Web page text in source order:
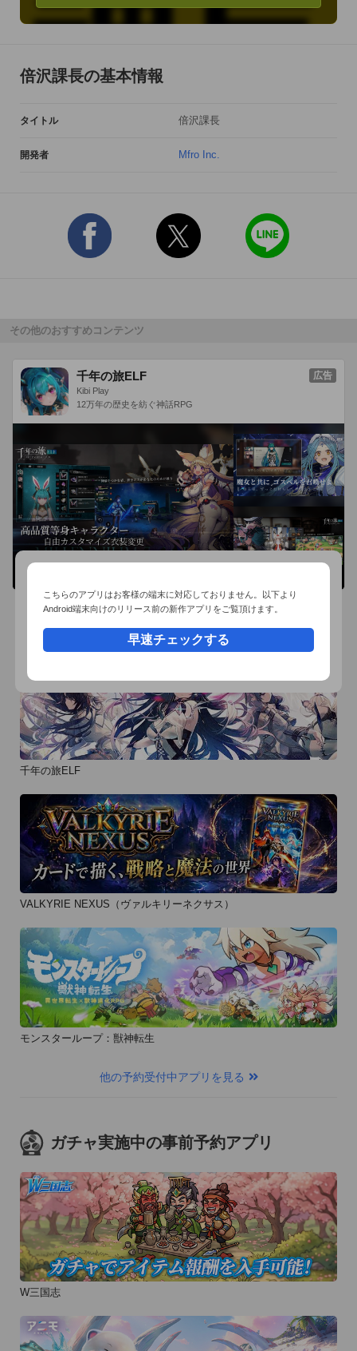
さい。
制限時間を超えたり、選択を誤るとゲームオーバーです。
てきます。
スコアに応じて、役職が決定されるぞ。
す。
倍沢課長の基本情報
タイトル 倍沢課長
開発者 Mfro Inc.
その他のおすすめコンテンツ
千年の旅ELF
Kibi Play
12万年の歴史を紡ぐ神話RPG
広告
おすすめ事前予約アプリ
千年の旅ELF
VALKYRIE NEXUS（ヴァルキリーネクサス）
モンスターループ：獣神転生
他の予約受付中アプリを見る
ガチャ実施中の事前予約アプリ
W三国志
こちらのアプリはお客様の端末に対応しておりません。以下より
Android端末向けのリリース前の新作アプリをご覧頂けます。
早速チェックする